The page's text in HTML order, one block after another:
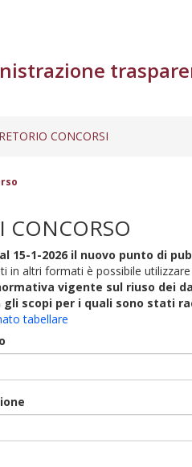
CONCORSI
CONCORSO
15-1-2026 il nuovo punto di
in altri formati è possibile
vigente sul riuso dei
gli scopi per i quali sono stati
tabellare